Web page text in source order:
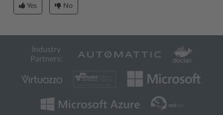
Yes No
Industry
Partners: